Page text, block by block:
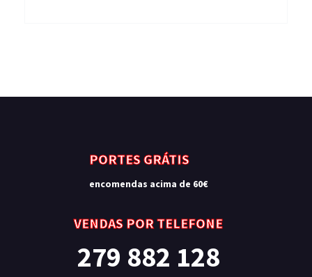
PORTES GRÁTIS
encomendas acima de 60€
VENDAS POR TELEFONE
279 882 128